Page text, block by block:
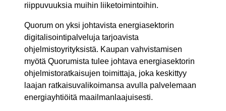
riippuvuuksia muihin liiketoimintoihin.
Quorum on yksi johtavista energiasektorin
digitalisointipalveluja tarjoavista
ohjelmistoyrityksistä. Kaupan vahvistamisen
myötä Quorumista tulee johtava energiasektorin
ohjelmistoratkaisujen toimittaja, joka keskittyy
laajan ratkaisuvalikoimansa avulla palvelemaan
energiayhtiöitä maailmanlaajuisesti.